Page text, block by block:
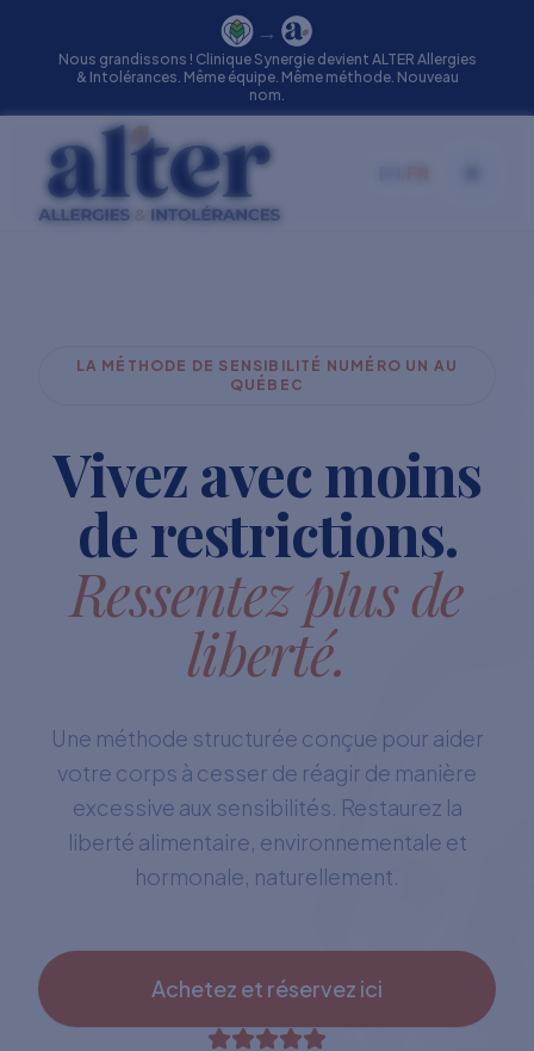
→
Nous grandissons ! Clinique Synergie devient ALTER Allergies
& Intolérances. Même équipe. Même méthode. Nouveau
nom.
LA MÉTHODE DE SENSIBILITÉ NUMÉRO UN AU
QUÉBEC
Vivez avec moins
de restrictions.
Ressentez plus de
liberté.
Une méthode structurée conçue pour aider
votre corps à cesser de réagir de manière
excessive aux sensibilités. Restaurez la
liberté alimentaire, environnementale et
hormonale, naturellement.
Achetez et réservez ici